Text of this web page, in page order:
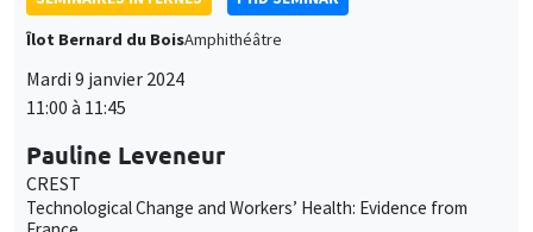
Îlot Bernard du BoisAmphithéâtre
Mardi 9 janvier 2024
11:00 à 11:45
Pauline Leveneur
CREST
Technological Change and Workers’ Health: Evidence from